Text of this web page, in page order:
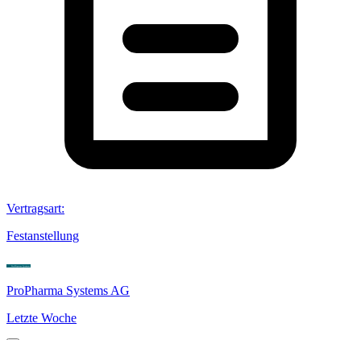
Vertragsart:
Festanstellung
ProPharma Systems AG
Letzte Woche